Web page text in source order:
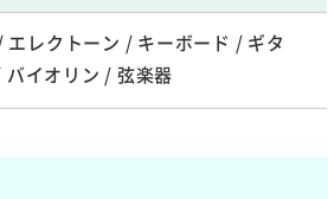
レクトーン / キーボード / ギタ
イオリン / 弦楽器